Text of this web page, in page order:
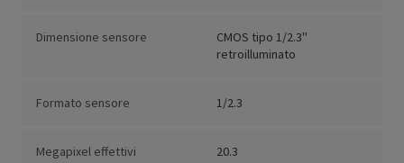
Dimensione sensore
CMOS tipo 1/2.3''
retroilluminato
Formato sensore 1/2.3
Megapixel effettivi 20.3